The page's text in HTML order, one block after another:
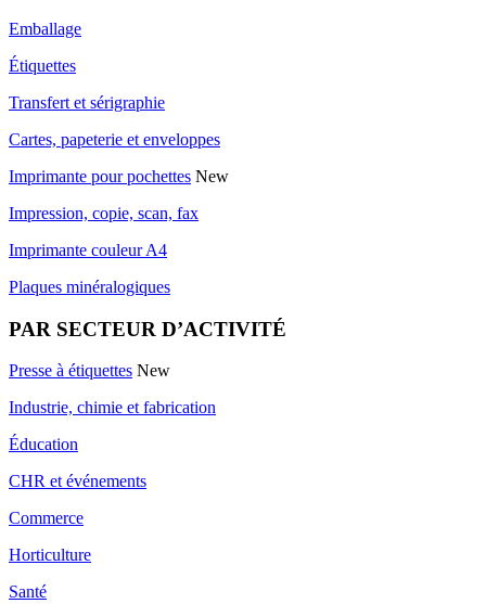
Emballage
Étiquettes
Transfert et sérigraphie
Cartes, papeterie et enveloppes
Imprimante pour pochettes New
Impression, copie, scan, fax
Imprimante couleur A4
Plaques minéralogiques
PAR SECTEUR D’ACTIVITÉ
Presse à étiquettes New
Industrie, chimie et fabrication
Éducation
CHR et événements
Commerce
Horticulture
Santé